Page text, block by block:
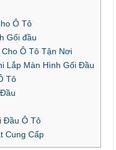
Ô Tô
Gối đầu
Ô Tô Tận Nơi
Lắp Màn Hình Gối Đầu
Tô
Đầu Ô Tô
Cung Cấp